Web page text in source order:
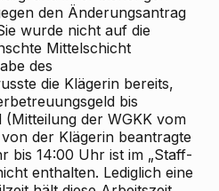
den Änderungsantrag
wurde nicht auf die
Mittelschicht
des
die Klägerin bereits,
bis
(Mitteilung der WGKK vom
von der Klägerin beantragte
bis 14:00 Uhr ist im „Staff-
enthalten. Lediglich eine